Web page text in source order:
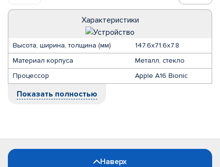
Характеристики
Высота, ширина, толщина (мм)
147.6x71.6x7.8
Материал корпуса
Металл, стекло
Процессор
Apple A16 Bionic
Показать полностью
Наверх